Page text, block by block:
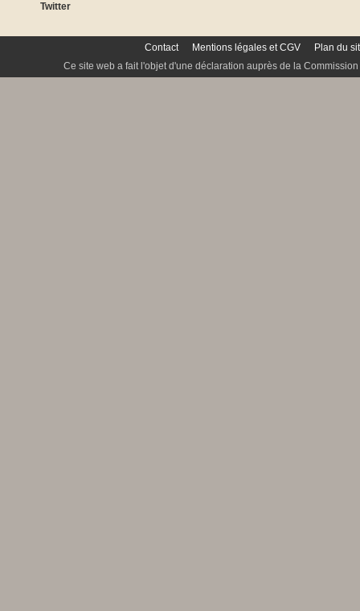
Twitter
Contact Mentions légales et CGV
Plan du
Ce site web a fait l'objet d'une déclaration auprès de la